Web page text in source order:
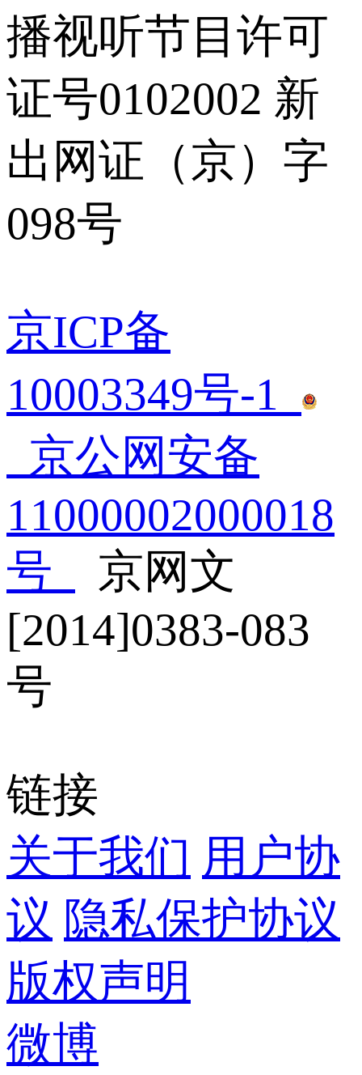
播视听节目许可
证号0102002 新
出网证（京）字
098号
京ICP备
10003349号-1
京公网安备
11000002000018
号
京网文
[2014]0383-083
号
链接
关于我们 用户协
议 隐私保护协议
版权声明
微博